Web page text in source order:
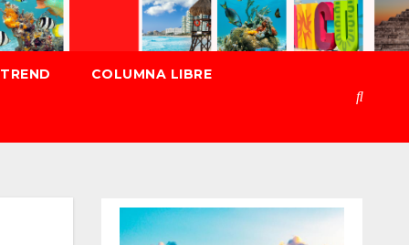
TREND COLUMNA LIBRE